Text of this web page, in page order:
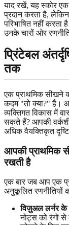
याद रखें, यह स्कोर
प्रदान करता है,
परिभाषित नहीं
उनके चारों ओर
प्रिंटेबल
तक
एक प्राथमिक सीखने
कदम "तो क्या?" है।
व्यक्तिगत विकास में
सकते हैं? आपकी
अधिक वैयक्तिकृत
आपकी प्राथमिक
रखती है
एक बार जब आप एक
अनुकूलित रणनीतियों
विज़ुअल लर्नर के
नोट्स को रंगों से